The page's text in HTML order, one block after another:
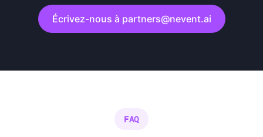
Écrivez-nous à partners@nevent.ai
FAQ